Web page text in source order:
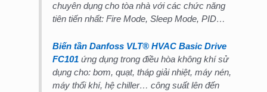
chuyên dụng cho tòa nhà với các chức năng
tiên tiến nhất: Fire Mode, Sleep Mode, PID…
Biến tần Danfoss VLT® HVAC Basic Drive
FC101 ứng dụng trong điều hòa không khí sử
dụng cho: bơm, quạt, tháp giải nhiệt, máy nén,
máy thổi khí, hệ chiller… công suất lên đến